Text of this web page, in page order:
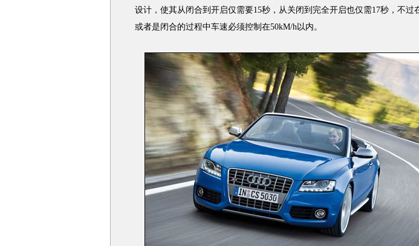
设计，使其从闭合到开启仅需要15秒，从关闭到完全开启也仅需17秒，不过
或者是闭合的过程中车速必须控制在50kM/h以内。